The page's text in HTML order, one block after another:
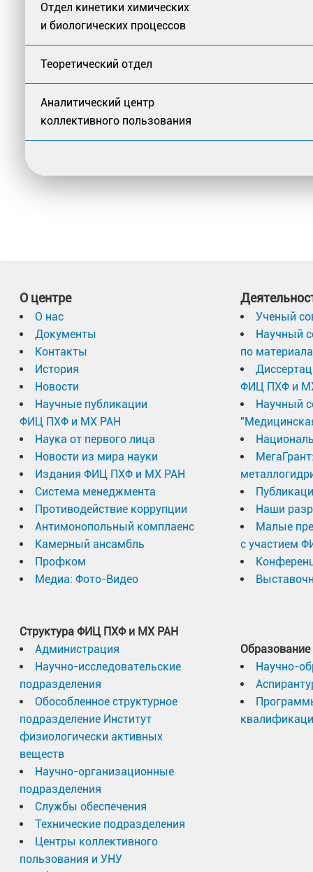
Отдел кинетики химических
и биологических процессов
Теоретический отдел
Аналитический центр
коллективного пользования
О центре
О нас
Документы
Контакты
История
Новости
Научные публикации
ФИЦ ПХФ и МХ РАН
Наука от первого лица
Новости из мира науки
Издания ФИЦ ПХФ и МХ РАН
Система менеджмента
Противодействие коррупции
Антимонопольный комплаенс
Камерный ансамбль
Профком
Медиа: Фото-Видео
Структура ФИЦ ПХФ и МХ РАН
Администрация
Научно-исследовательские
подразделения
Обособленное структурное
подразделение Институт
физиологически активных
веществ
Научно-организационные
подразделения
Службы обеспечения
Технические подразделения
Центры коллективного
пользования и УНУ
Ученый
Научный
по
ФИЦ ПХФ и
Научный
Наши
Малые
с участием
Образование
Научно-